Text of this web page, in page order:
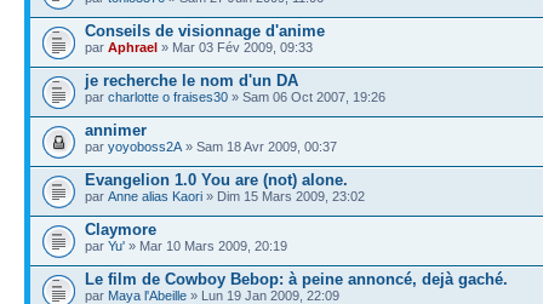
Conseils de visionnage d'anime
par Aphrael » Mar 03 Fév 2009, 09:33
je recherche le nom d'un DA
par charlotte o fraises30 » Sam 06 Oct 2007, 19:26
annimer
par yoyoboss2A » Sam 18 Avr 2009, 00:37
Evangelion 1.0 You are (not) alone.
par Anne alias Kaori » Dim 15 Mars 2009, 23:02
Claymore
par Yu' » Mar 10 Mars 2009, 20:19
Le film de Cowboy Bebop: à peine annoncé, dejà gaché.
par Maya l'Abeille » Lun 19 Jan 2009, 22:09